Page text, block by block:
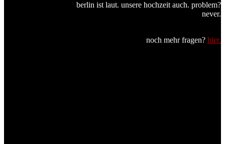
berlin ist laut. unsere hochzeit auch. problem?
never.
noch mehr fragen? hier.